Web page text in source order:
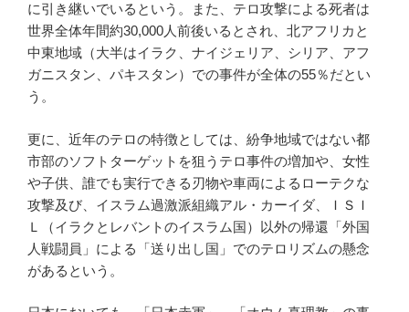
に引き継いでいるという。また、テロ攻撃による死者は
世界全体年間約30,000人前後いるとされ、北アフリカと
中東地域（大半はイラク、ナイジェリア、シリア、アフ
ガニスタン、パキスタン）での事件が全体の55％だとい
う。
更に、近年のテロの特徴としては、紛争地域ではない都
市部のソフトターゲットを狙うテロ事件の増加や、女性
や子供、誰でも実行できる刃物や車両によるローテクな
攻撃及び、イスラム過激派組織アル・カーイダ、ＩＳＩ
Ｌ（イラクとレバントのイスラム国）以外の帰還「外国
人戦闘員」による「送り出し国」でのテロリズムの懸念
があるという。